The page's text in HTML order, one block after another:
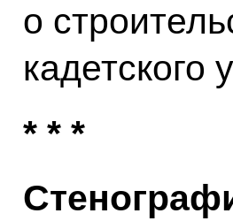
о
кадетского
* * *